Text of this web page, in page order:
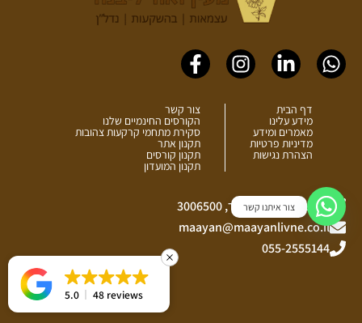
צור איתנו קשר
Whatsapp
Linkedin-
in
Instagram
Facebook-
f
דף הבית
מידע עלינו
מאמרים ומידע
מדיניות פרטיות
הצהרת נגישות
צור קשר
הקורסים החינמיים שלנו
סקירת מתחמי קרקעות צהובות
תקנון אתר
תקנון קורסים
תקנון המועדון
כביש ההר הירוק, יגור, 3006500
maayan@maayanlivne.co.il
055-2555144
5.0 48 reviews